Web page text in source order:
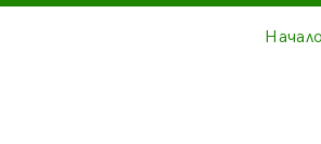
Начало